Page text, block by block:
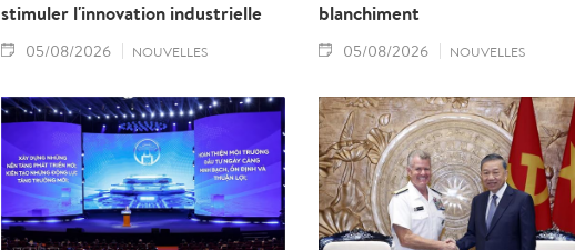
stimuler l'innovation industrielle
05/08/2026 NOUVELLES
blanchiment
05/08/2026 NOUVELLES